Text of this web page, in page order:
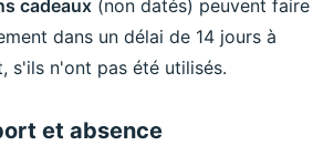
cadeaux (non datés) peuvent faire
dans un délai de 14 jours à
s'ils n'ont pas été utilisés.
et absence